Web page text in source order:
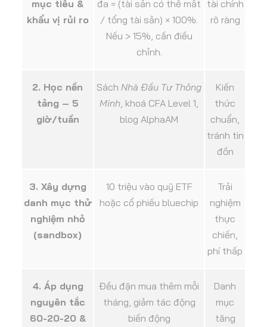
mục tiêu &
khẩu vị rủi ro
đa = (tài sản có thể mất
/ tổng tài sản) × 100%.
Nếu > 15%, cần điều
chỉnh.
tài chính
rõ ràng
2. Học nền
tảng – 5
giờ/tuần
Sách Nhà Đầu Tư Thông
Minh , khoá CFA Level 1,
blog AlphaAM
Kiến
thức
chuẩn,
tránh tin
đồn
3. Xây dựng
danh mục thử
nghiệm nhỏ
(sandbox)
10 triệu vào quỹ ETF
hoặc cổ phiếu bluechip
Trải
nghiệm
thực
chiến,
phí thấp
4. Áp dụng
nguyên tắc
60-20-20 &
Đều đặn mua thêm mỗi
tháng, giảm tác động
biến động
Danh
mục
tăng